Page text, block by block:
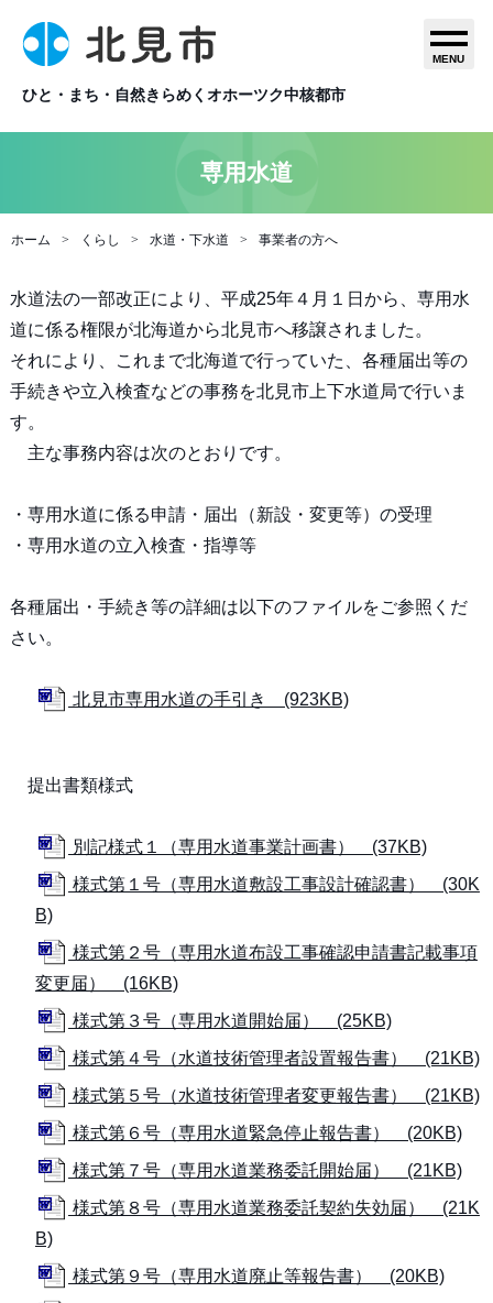
ひと・まち・自然きらめくオホーツク中核都市
MENU
専用水道
ホーム くらし 水道・下水道 事業者の方へ
水道法の一部改正により、平成25年４月１日から、専用水
道に係る権限が北海道から北見市へ移譲されました。
それにより、これまで北海道で行っていた、各種届出等の
手続きや立入検査などの事務を北見市上下水道局で行いま
す。
主な事務内容は次のとおりです。
・専用水道に係る申請・届出（新設・変更等）の受理
・専用水道の立入検査・指導等
各種届出・手続き等の詳細は以下のファイルをご参照くだ
さい。
北見市専用水道の手引き (923KB)
提出書類様式
別記様式１（専用水道事業計画書） (37KB)
様式第１号（専用水道敷設工事設計確認書） (30K
B)
様式第２号（専用水道布設工事確認申請書記載事項
変更届） (16KB)
様式第３号（専用水道開始届） (25KB)
様式第４号（水道技術管理者設置報告書） (21KB)
様式第５号（水道技術管理者変更報告書） (21KB)
様式第６号（専用水道緊急停止報告書） (20KB)
様式第７号（専用水道業務委託開始届） (21KB)
様式第８号（専用水道業務委託契約失効届） (21K
B)
様式第９号（専用水道廃止等報告書） (20KB)